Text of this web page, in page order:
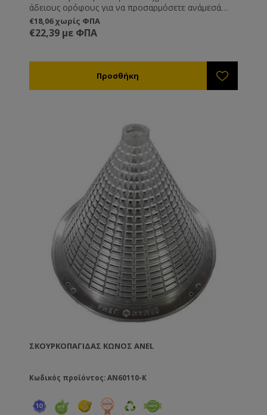
άδειους ορόφους για να προσαρμόσετε ανάμεσά
τους τη σκουρκοπαγίδα, ένα καπάκι και δόλωμα που
θα βάλετε πάνω στη σήτα.
€18,06 χωρίς ΦΠΑ
€22,39 με ΦΠΑ
ΣΚΟΥΡΚΟΠΑΓΊΔΑΣ ΚΏΝΟΣ ANEL
Κωδικός προϊόντος: AN60110-K